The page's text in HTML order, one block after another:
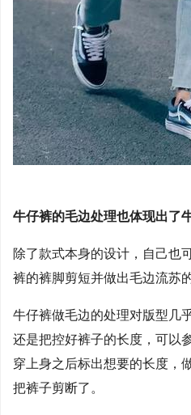
牛仔裤的毛边处理也体现出了
除了款式本身的设计，自己也
裤的裤脚剪短并做出毛边流苏的
牛仔裤做毛边的处理对版型几
还是把控好裤子的长度，可以
穿上身之后标出想要的长度，
把裤子剪断了。